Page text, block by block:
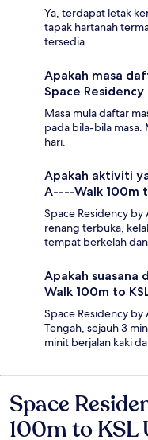
Ya, terdapat letak
tapak hartanah
tersedia.
Apakah masa
Space
Masa mula daftar
pada bila-bila masa.
hari.
Apakah aktiviti
A----Walk 100m
Space Residency
renang terbuka,
tempat berkelah
Apakah suasana
Walk 100m to
Space Residency
Tengah, sejauh 3
minit berjalan kaki
Ulasan
Space
100m to KSL